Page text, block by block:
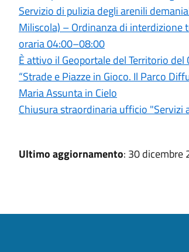
Servizio di pulizia degli arenili
Miliscola) – Ordinanza di interdizione
oraria 04:00–08:00
È attivo il Geoportale del Territorio
“Strade e Piazze in Gioco. Il Parco
Maria Assunta in Cielo
Chiusura straordinaria ufficio
Ultimo aggiornamento: 30 dicembre